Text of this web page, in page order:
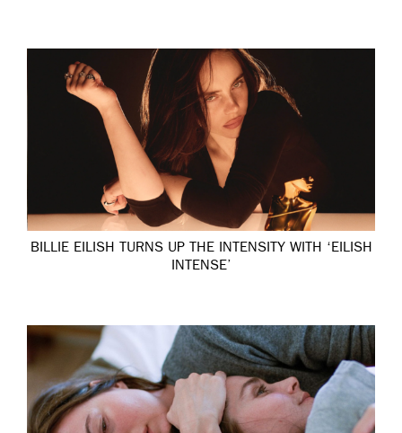
BILLIE EILISH TURNS UP THE INTENSITY WITH ‘EILISH
INTENSE’